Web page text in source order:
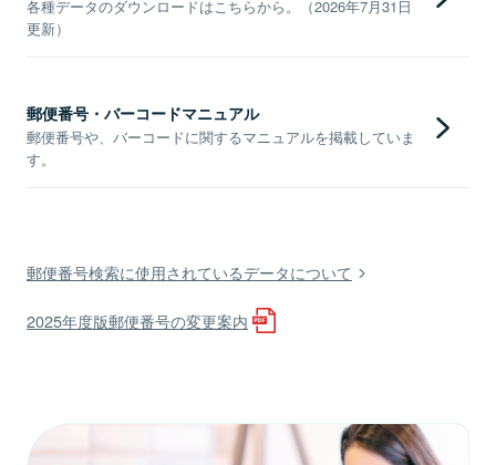
各種データのダウンロードはこちらから。（2026年7月31日
更新）
郵便番号・バーコードマニュアル
郵便番号や、バーコードに関するマニュアルを掲載していま
す。
郵便番号検索に使用されているデータについて
2025年度版郵便番号の変更案内